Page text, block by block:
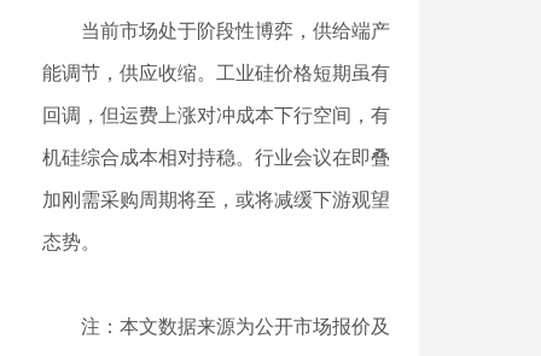
当前市场处于阶段性博弈，供给端产
能调节，供应收缩。工业硅价格短期虽有
回调，但运费上涨对冲成本下行空间，有
机硅综合成本相对持稳。行业会议在即叠
加刚需采购周期将至，或将减缓下游观望
态势。
注：本文数据来源为公开市场报价及